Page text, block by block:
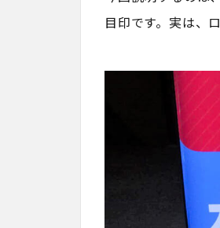
目印です。実は、